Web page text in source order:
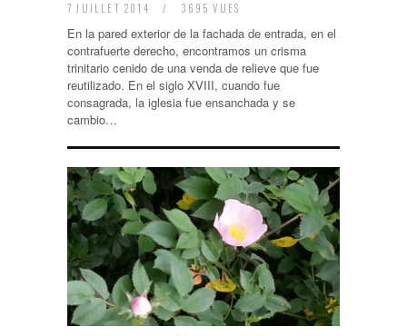
7 JUILLET 2014 / 3695 VUES
En la pared exterior de la fachada de entrada, en el
contrafuerte derecho, encontramos un crisma
trinitario cenido de una venda de relieve que fue
reutilizado. En el siglo XVIII, cuando fue
consagrada, la iglesia fue ensanchada y se
cambio…